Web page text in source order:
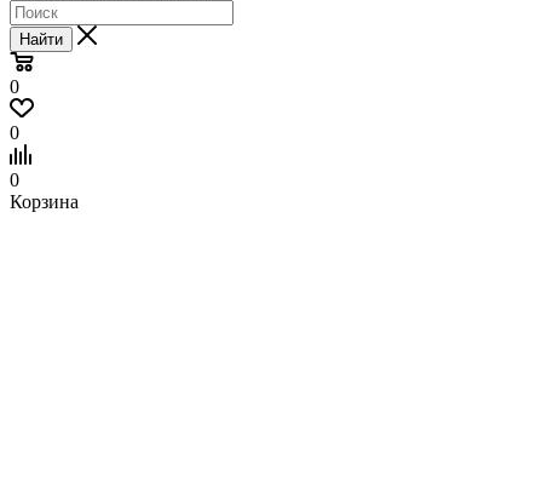
Найти
0
0
0
Корзина